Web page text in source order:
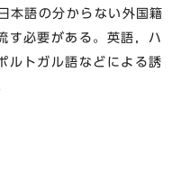
語の分からない外国籍
す必要がある。英語，ハ
ルトガル語などによる誘